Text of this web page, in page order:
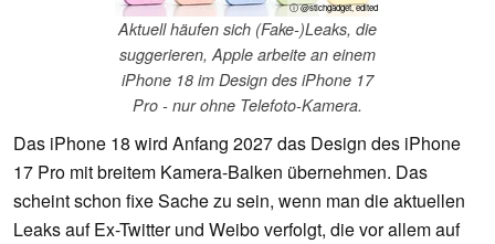
ⓘ @stichgadget, edited
Aktuell häufen sich (Fake-)Leaks, die
suggerieren, Apple arbeite an einem
iPhone 18 im Design des iPhone 17
Pro - nur ohne Telefoto-Kamera.
Das iPhone 18 wird Anfang 2027 das Design des iPhone
17 Pro mit breitem Kamera-Balken übernehmen. Das
scheint schon fixe Sache zu sein, wenn man die aktuellen
Leaks auf Ex-Twitter und Weibo verfolgt, die vor allem auf